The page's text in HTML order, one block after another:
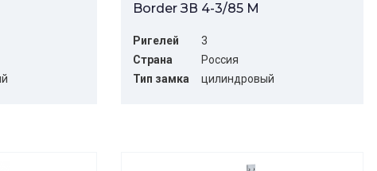
Border ЗВ 4-3/85 М
Ригелей
3
Страна
Россия
Тип замка
цилиндровый